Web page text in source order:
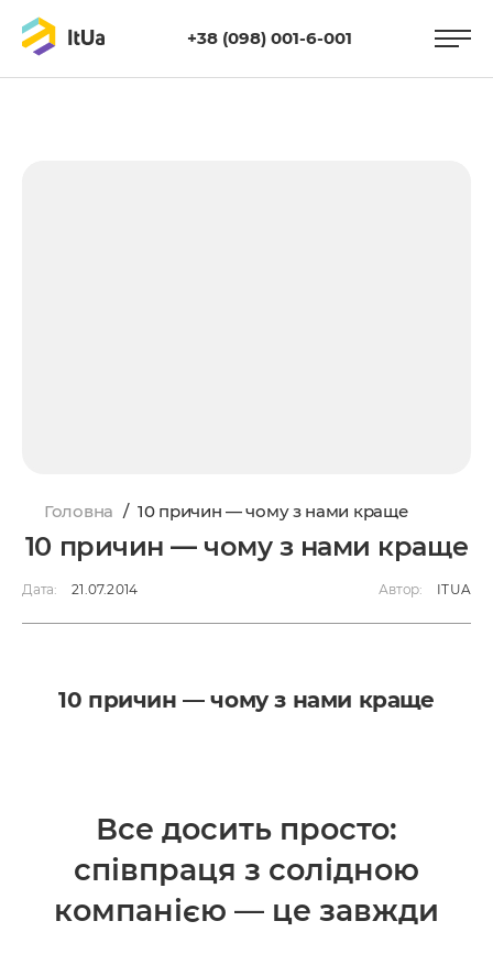
+38 (098) 001-6-001
Головна / 10 причин — чому з нами краще
10 причин — чому з нами краще
Дата: 21.07.2014 Автор: ITUA
10 причин — чому з нами краще
Все досить просто:
співпраця з солідною
компанією — це завжди